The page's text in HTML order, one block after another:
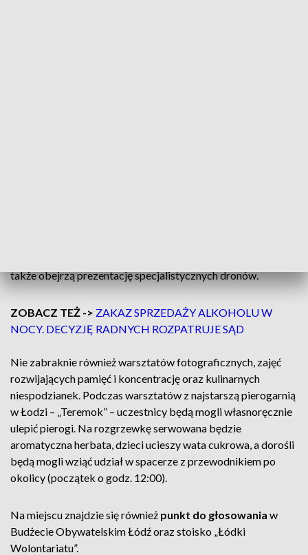
także obejrzą prezentację specjalistycznych dronów.
ZOBACZ TEŻ -> ZAKAZ SPRZEDAŻY ALKOHOLU W
NOCY. DECYZJĘ RADNYCH ROZPATRUJE SĄD
Nie zabraknie również warsztatów fotograficznych, zajęć
rozwijających pamięć i koncentrację oraz kulinarnych
niespodzianek. Podczas warsztatów z najstarszą pierogarnią
w Łodzi – „Teremok” – uczestnicy będą mogli własnoręcznie
ulepić pierogi. Na rozgrzewkę serwowana będzie
aromatyczna herbata, dzieci ucieszy wata cukrowa, a dorośli
będą mogli wziąć udział w spacerze z przewodnikiem po
okolicy (początek o godz. 12:00).
Na miejscu znajdzie się również punkt do głosowania w
Budżecie Obywatelskim Łódź oraz stoisko „Łódki
Wolontariatu”.